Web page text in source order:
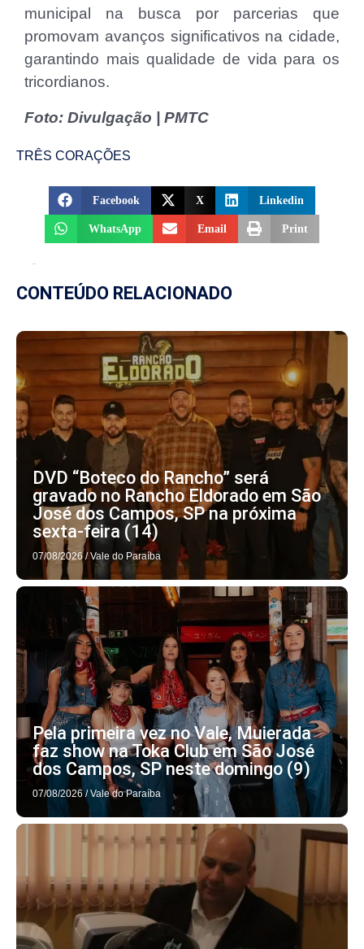
municipal na busca por parcerias que
promovam avanços significativos na cidade,
garantindo mais qualidade de vida para os
tricordianos.
Foto: Divulgação | PMTC
TRÊS CORAÇÕES
Facebook X Linkedin
WhatsApp Email Print
CONTEÚDO RELACIONADO
DVD “Boteco do Rancho” será
gravado no Rancho Eldorado em São
José dos Campos, SP na próxima
sexta-feira (14)
07/08/2026 / Vale do Paraíba
Pela primeira vez no Vale, Muierada
faz show na Toka Club em São José
dos Campos, SP neste domingo (9)
07/08/2026 / Vale do Paraíba